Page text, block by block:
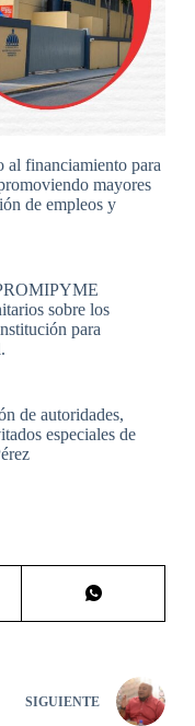
al financiamiento para
mayores
de empleos y
sobre los
para
de autoridades,
especiales de
SIGUIENTE